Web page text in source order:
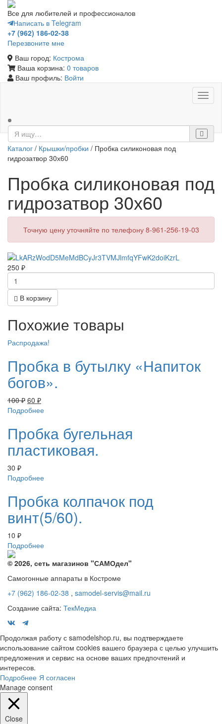
Все для любителей и профессионалов
Написать в Telegram
+7 (962) 186-02-38
Перезвоните мне
Ваш город: Кострома
Ваша корзина: 0 товаров
Ваш профиль: Войти
Каталог / Крышки/пробки / Пробка силиконовая под
гидрозатвор 30х60
Пробка силиконовая под
гидрозатвор 30х60
Точную цену уточняйте по телефону 8-961-256-19-03
250 ₽
В корзину
Похожие товары
Распродажа!
Пробка в бутылку «Напиток
богов».
100₽ 60 ₽
Подробнее
Пробка бугельная
пластиковая.
30 ₽
Подробнее
Пробка колпачок под
винт(5/60).
10 ₽
Подробнее
© 2026, сеть магазинов "САМОдел"
Самогонные аппараты в Костроме
+7 (962) 186-02-38 , samodel-servis@mail.ru
Создание сайта: ТекМедиа
Продолжая работу с samodelshop.ru, вы подтверждаете
использование сайтом cookies вашего браузера с целью улучшить
предложения и сервис на основе ваших предпочтений и
интересов.
Подробнее Я согласен
Manage consent
Close